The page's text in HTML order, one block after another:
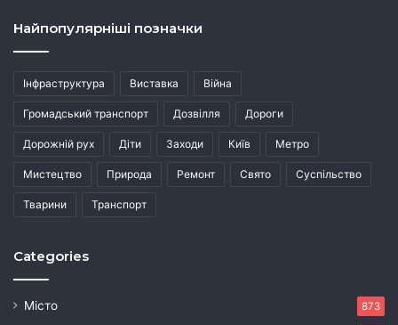
Найпопулярніші позначки
Інфраструктура Виставка Війна
Громадський транспорт Дозвілля Дороги
Дорожній рух Діти Заходи Київ Метро
Мистецтво Природа Ремонт Свято Суспільство
Тварини Транспорт
Categories
Місто 873